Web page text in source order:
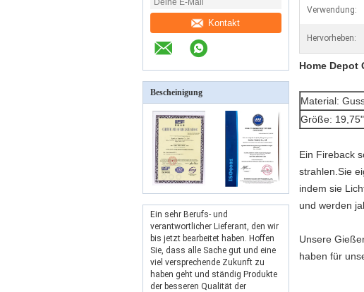
Kontakt
Bescheinigung
Ein sehr Berufs- und
verantwortlicher Lieferant, den wir
bis jetzt bearbeitet haben. Hoffen
Sie, dass alle Sache gut und eine
viel versprechende Zukunft zu
haben geht und ständig Produkte
der besseren Qualität der
Verwendung:
Hervorheben:
Home Depot
Material:
Größe:
Ein Fireback
strahlen.Sie
indem sie
und werden
Unsere
haben für